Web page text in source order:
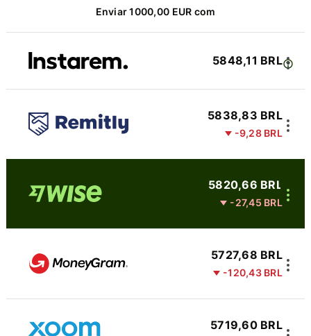
Enviar 1000,00 EUR com
5848,11 BRL
5838,83 BRL
-9,28 BRL
5820,66 BRL
-27,45 BRL
5727,68 BRL
-120,43 BRL
5719,60 BRL